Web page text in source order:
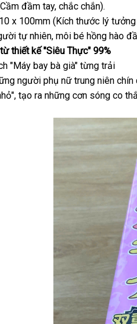
đầm tay, chắc chắn).
x 100mm (Kích thước lý
tự nhiên, môi bé hồng hào
thiết kế "Siêu Thực" 99%
"Máy bay bà già" từng trải
người phụ nữ trung niên
tạo ra những cơn sóng co